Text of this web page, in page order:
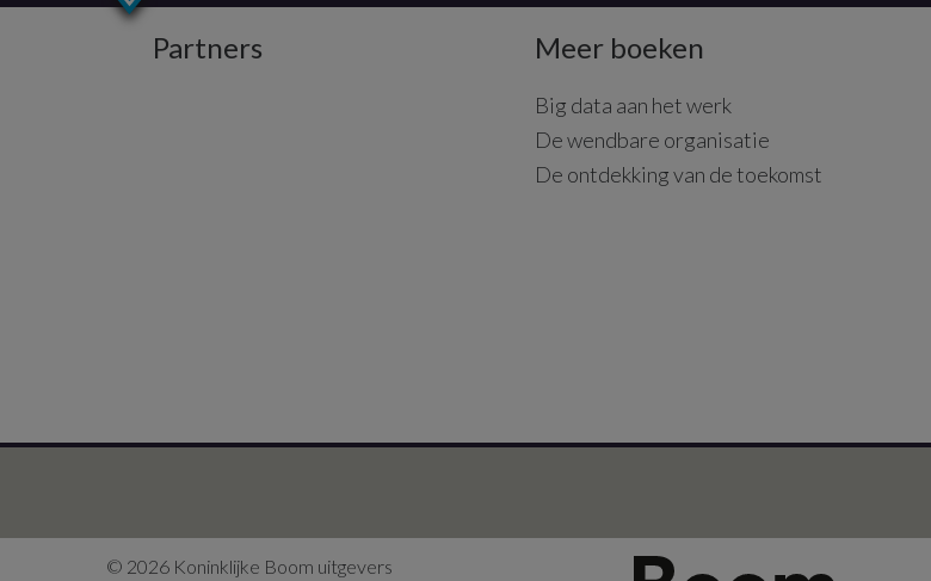
Partners Meer boeken
Big data aan het werk
De wendbare organisatie
De ontdekking van de toekomst
© 2026 Koninklijke Boom uitgevers